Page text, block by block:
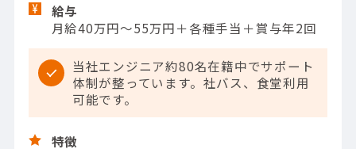
給与
月給40万円～55万円＋各種手当＋賞与年2回
当社エンジニア約80名在籍中でサポート
体制が整っています。社バス、食堂利用
可能です。
特徴